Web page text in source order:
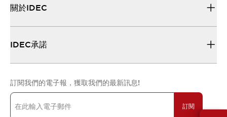
關於IDEC
IDEC承諾
訂閱我們的電子報，獲取我們的最新訊息!
訂閱